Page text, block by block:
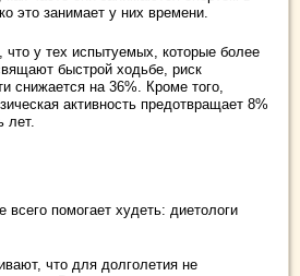
это занимает у них времени.
что у тех испытуемых, которые более
быстрой ходьбе, риск
снижается на 36%. Кроме того,
активность предотвращает 8%
лет.
всего помогает худеть: диетологи
что для долголетия не